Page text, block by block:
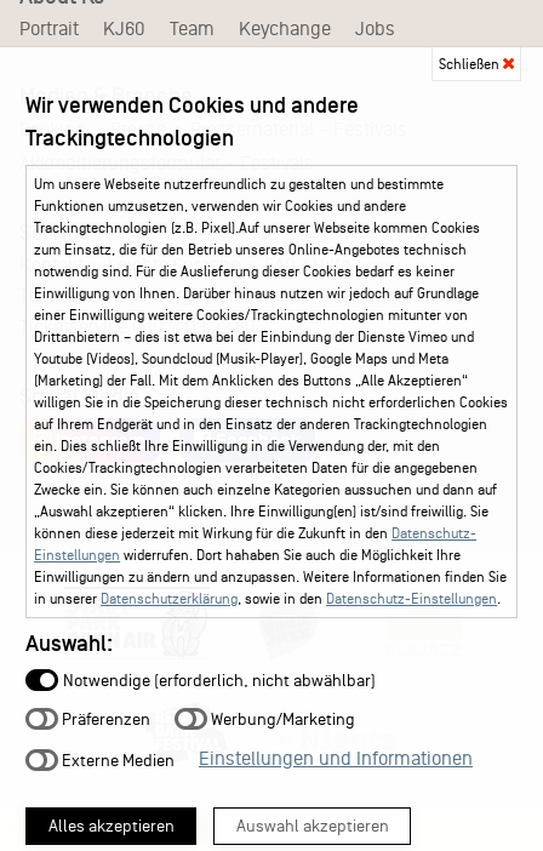
Portrait KJ60 Team Keychange Jobs
Medien & Branche
Booking Presse
Pressematerial – Festivals
Akkreditierungsformular – Festivals
Service
Kontakt Leichte Sprache
FAQ / Hilfe
Ticketshop Hamburg
Gutscheine
Callback-Service
Ticketservice 040 - 413 22 60
Social Media
Instagram Facebook
Schließen
Wir verwenden Cookies und andere
Trackingtechnologien
Um unsere Webseite nutzerfreundlich zu gestalten und bestimmte
Funktionen umzusetzen, verwenden wir Cookies und andere
Trackingtechnologien (z.B. Pixel).Auf unserer Webseite kommen Cookies
zum Einsatz, die für den Betrieb unseres Online-Angebotes technisch
notwendig sind. Für die Auslieferung dieser Cookies bedarf es keiner
Einwilligung von Ihnen. Darüber hinaus nutzen wir jedoch auf Grundlage
einer Einwilligung weitere Cookies/Trackingtechnologien mitunter von
Drittanbietern – dies ist etwa bei der Einbindung der Dienste Vimeo und
Youtube (Videos), Soundcloud (Musik-Player), Google Maps und Meta
(Marketing) der Fall. Mit dem Anklicken des Buttons „Alle Akzeptieren“
willigen Sie in die Speicherung dieser technisch nicht erforderlichen Cookies
auf Ihrem Endgerät und in den Einsatz der anderen Trackingtechnologien
ein. Dies schließt Ihre Einwilligung in die Verwendung der, mit den
Cookies/Trackingtechnologien verarbeiteten Daten für die angegebenen
Zwecke ein. Sie können auch einzelne Kategorien aussuchen und dann auf
„Auswahl akzeptieren“ klicken. Ihre Einwilligung(en) ist/sind freiwillig. Sie
können diese jederzeit mit Wirkung für die Zukunft in den Datenschutz-
Einstellungen widerrufen. Dort hahaben Sie auch die Möglichkeit Ihre
Einwilligungen zu ändern und anzupassen. Weitere Informationen finden Sie
in unserer Datenschutzerklärung, sowie in den Datenschutz-Einstellungen.
Auswahl:
Notwendige (erforderlich, nicht abwählbar)
Präferenzen Werbung/Marketing
Externe Medien Einstellungen und Informationen
Alles akzeptieren Auswahl akzeptieren